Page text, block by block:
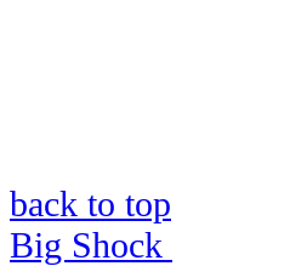
back to top
Big Shock